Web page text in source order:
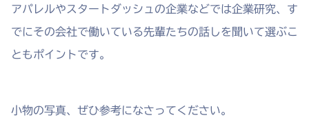
アパレルやスタートダッシュの企業などでは企業研究、す
でにその会社で働いている先輩たちの話しを聞いて選ぶこ
ともポイントです。
小物の写真、ぜひ参考になさってください。